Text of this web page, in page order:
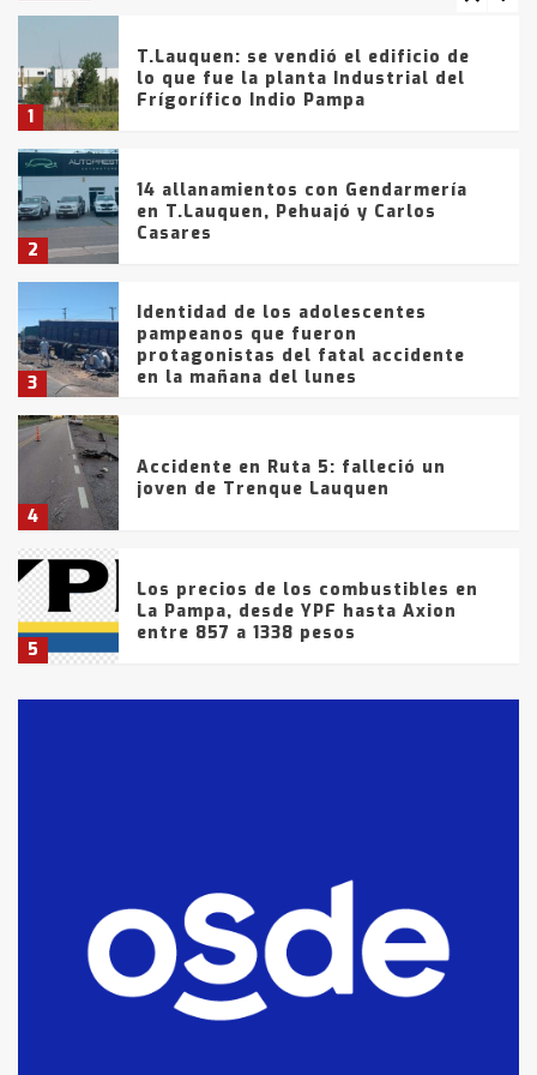
1
T.Lauquen: se vendió el edificio de
lo que fue la planta Industrial del
Frígorífico Indio Pampa
2
14 allanamientos con Gendarmería
en T.Lauquen, Pehuajó y Carlos
Casares
3
Identidad de los adolescentes
pampeanos que fueron
protagonistas del fatal accidente
en la mañana del lunes
4
Accidente en Ruta 5: falleció un
joven de Trenque Lauquen
5
Los precios de los combustibles en
La Pampa, desde YPF hasta Axion
entre 857 a 1338 pesos
fueron detenidos por
comercialización de drogas en la
tarde del sábado
T.Lauquen: se vendió el edificio de
lo que fue la planta Industrial del